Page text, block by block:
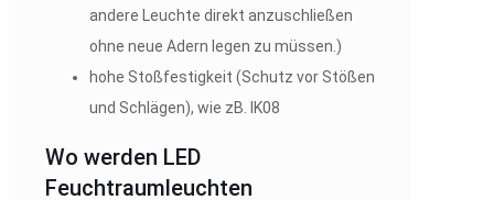
andere Leuchte direkt anzuschließen
ohne neue Adern legen zu müssen.)
hohe Stoßfestigkeit (Schutz vor Stößen
und Schlägen), wie zB. IK08
Wo werden LED
Feuchtraumleuchten